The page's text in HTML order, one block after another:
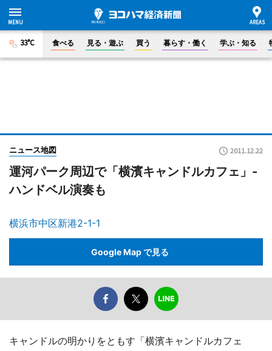
33°C 食べる 見る・遊ぶ 買う 暮らす・働く 学ぶ・知る
ニュース地図 2011.12.22
運河パーク周辺で「横濱キャンドルカフェ」-
ハンドベル演奏も
横浜市中区新港2-1-1
Google Map で見る
キャンドルの明かりをともす「横濱キャンドルカフェ